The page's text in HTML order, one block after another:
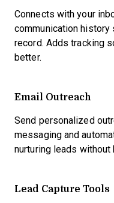
Connects with your
communication
record. Adds tracking
better.
Email Outreach
Send personalized
messaging and
nurturing leads
Lead Capture Tools